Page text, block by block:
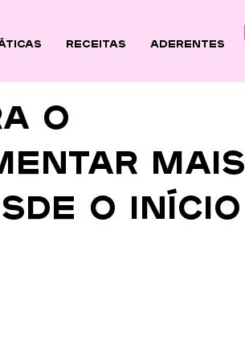
Receitas Aderentes
O
MAIS
O INÍCIO